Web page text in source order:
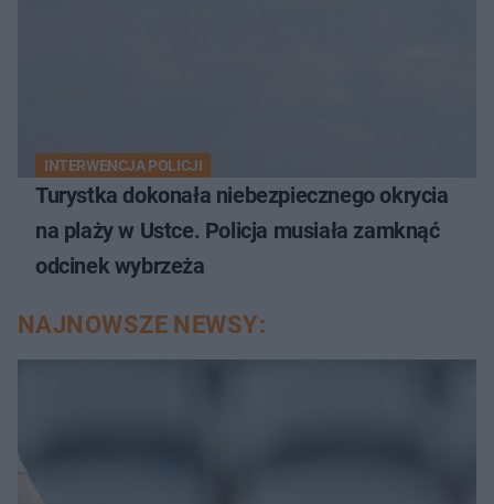
INTERWENCJA POLICJI
Turystka dokonała niebezpiecznego okrycia
na plaży w Ustce. Policja musiała zamknąć
odcinek wybrzeża
NAJNOWSZE NEWSY: